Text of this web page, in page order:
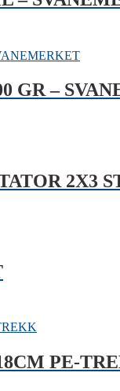
GR –
2X3
PE-